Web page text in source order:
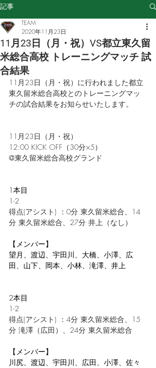
記事
11月23日（月・祝）VS都立東久留
米総合高校 トレーニングマッチ 試
合結果
TEAM
2020年11月23日
11月23日（月・祝）に行われました都立
東久留米総合高校とのトレーニングマッ
チの試合結果をお知らせいたします。
11月23日（月・祝）
12:00 KICK OFF（30分×5）
@東久留米総合高校グランド
1本目
1-2
得点(アシスト) ：0分 東久留米総合、14
分 東久留米総合、27分 井上 （なし）
【メンバー】
望月、渡辺、宇田川、大橋、小澤、広
田、山下、岡本、小林、滝澤、井上
2本目
1-2
得点(アシスト) ：4分 東久留米総合、15
分 滝澤（広田）、24分 東久留米総合
【メンバー】
川尻、渡辺、宇田川、広田、小澤、佐々